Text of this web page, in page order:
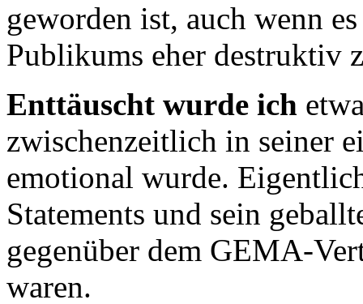
geworden ist, auch wenn
Publikums eher destruktiv
Enttäuscht wurde ich
zwischenzeitlich in seiner
emotional wurde.
Statements und sein
gegenüber dem GEMA-
waren.